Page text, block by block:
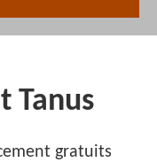
Tanus
gratuits